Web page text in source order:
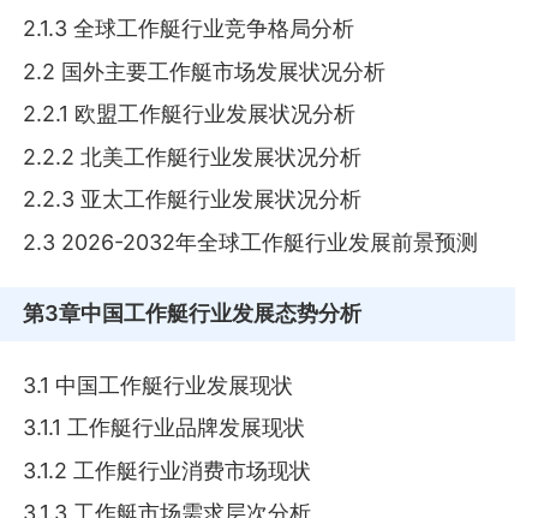
2.1.3 全球工作艇行业竞争格局分析
2.2 国外主要工作艇市场发展状况分析
2.2.1 欧盟工作艇行业发展状况分析
2.2.2 北美工作艇行业发展状况分析
2.2.3 亚太工作艇行业发展状况分析
2.3 2026-2032年全球工作艇行业发展前景预测
第3章中国工作艇行业发展态势分析
3.1 中国工作艇行业发展现状
3.1.1 工作艇行业品牌发展现状
3.1.2 工作艇行业消费市场现状
3.1.3 工作艇市场需求层次分析